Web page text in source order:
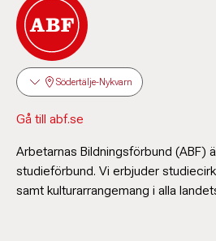
Södertälje-Nykvarn
Gå till abf.se
Arbetarnas Bildningsförbund (ABF)
studieförbund. Vi erbjuder
samt kulturarrangemang i alla